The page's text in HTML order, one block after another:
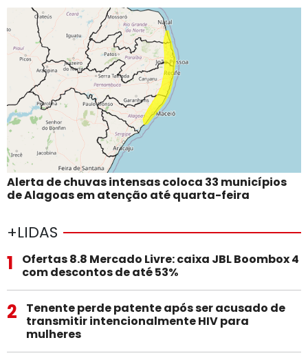
Alerta de chuvas intensas coloca 33 municípios
de Alagoas em atenção até quarta-feira
+LIDAS
1
Ofertas 8.8 Mercado Livre: caixa JBL Boombox 4
com descontos de até 53%
2
Tenente perde patente após ser acusado de
transmitir intencionalmente HIV para
mulheres